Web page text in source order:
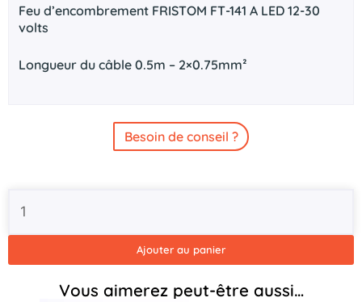
Feu d’encombrement FRISTOM FT-141 A LED 12-30
volts
Longueur du câble 0.5m – 2×0.75mm²
Besoin de conseil ?
FT-
Ajouter au panier
Vous aimerez peut-être aussi…